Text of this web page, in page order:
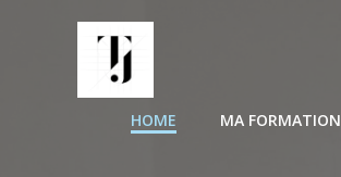
HOME MA FORMATION